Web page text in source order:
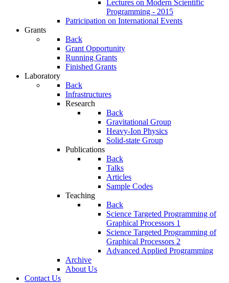
Lectures on Modern Scientific
Programming - 2015
Patricipation on International Events
Grants
Back
Grant Opportunity
Running Grants
Finished Grants
Laboratory
Back
Infrastructures
Research
Back
Gravitational Group
Heavy-Ion Physics
Solid-state Group
Publications
Back
Talks
Articles
Sample Codes
Teaching
Back
Science Targeted Programming of
Graphical Processors 1
Science Targeted Programming of
Graphical Processors 2
Advanced Applied Programming
Archive
About Us
Contact Us